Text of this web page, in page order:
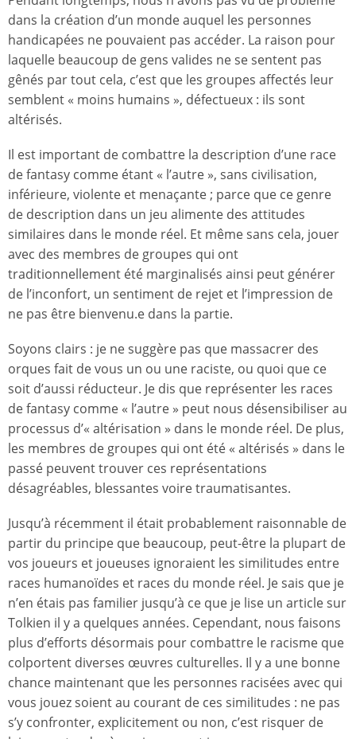
dans la création d’un monde auquel les personnes
handicapées ne pouvaient pas accéder. La raison pour
laquelle beaucoup de gens valides ne se sentent pas
gênés par tout cela, c’est que les groupes affectés leur
semblent « moins humains », défectueux : ils sont
altérisés.
Il est important de combattre la description d’une race
de fantasy comme étant « l’autre », sans civilisation,
inférieure, violente et menaçante ; parce que ce genre
de description dans un jeu alimente des attitudes
similaires dans le monde réel. Et même sans cela, jouer
avec des membres de groupes qui ont
traditionnellement été marginalisés ainsi peut générer
de l’inconfort, un sentiment de rejet et l’impression de
ne pas être bienvenu.e dans la partie.
Soyons clairs : je ne suggère pas que massacrer des
orques fait de vous un ou une raciste, ou quoi que ce
soit d’aussi réducteur. Je dis que représenter les races
de fantasy comme « l’autre » peut nous désensibiliser au
processus d’« altérisation » dans le monde réel. De plus,
les membres de groupes qui ont été « altérisés » dans le
passé peuvent trouver ces représentations
désagréables, blessantes voire traumatisantes.
Jusqu’à récemment il était probablement raisonnable de
partir du principe que beaucoup, peut-être la plupart de
vos joueurs et joueuses ignoraient les similitudes entre
races humanoïdes et races du monde réel. Je sais que je
n’en étais pas familier jusqu’à ce que je lise un article sur
Tolkien il y a quelques années. Cependant, nous faisons
plus d’efforts désormais pour combattre le racisme que
colportent diverses œuvres culturelles. Il y a une bonne
chance maintenant que les personnes racisées avec qui
vous jouez soient au courant de ces similitudes : ne pas
s’y confronter, explicitement ou non, c’est risquer de